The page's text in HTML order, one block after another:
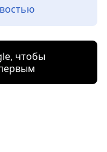
чтобы